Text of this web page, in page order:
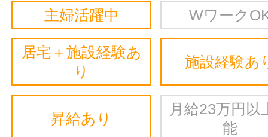
主婦活躍中 Wワーク
居宅＋施設経験あ
り
施設経験あ
昇給あり
月給23万円以
能